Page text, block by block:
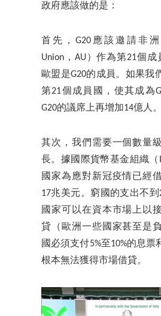
政府應該做的是：
首先，G20應該邀請非洲
Union，AU）作為第21個成
歐盟是G20的成員。如果我
第21個成員國，使其成為
G20的議席上再增加14億人。
其次，我們需要一個數量
長。據國際貨幣基金組織（
國家為應對新冠疫情已經
17兆美元。窮國的支出不
國家可以在資本市場上以
貸（歐洲一些國家甚至是
國必須支付5%至10%的息票
根本無法獲得市場借貸。